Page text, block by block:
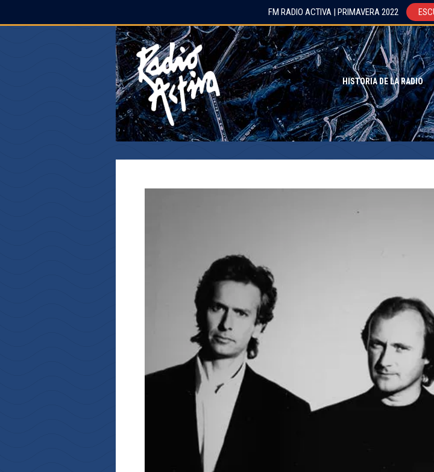
HISTORIA DE LA RADIO
FM RADIO ACTIVA | PRIMAVERA 2022